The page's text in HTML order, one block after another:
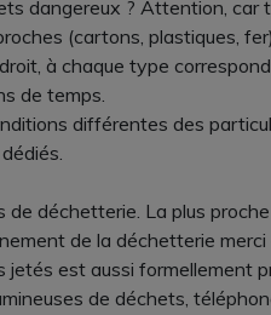
dangereux ? Attention,
(cartons, plastiques,
à chaque type
de temps.
différentes des
de déchetterie. La plus
de la déchetterie
est aussi formellement
de déchets,